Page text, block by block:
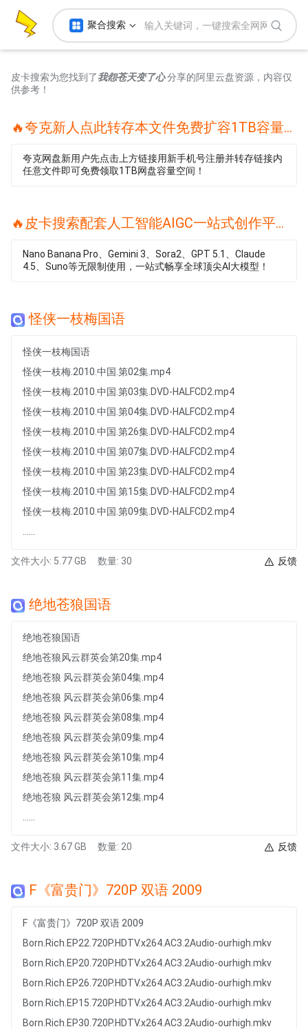
聚合搜索
皮卡搜索为您找到了我怨苍天变了心分享的阿里云盘资源，内容仅
供参考！
🔥夸克新人点此转存本文件免费扩容1TB容量🔥
夸克网盘新用户先点击上方链接用新手机号注册并转存链接内
任意文件即可免费领取1TB网盘容量空间！
🔥皮卡搜索配套人工智能AIGC一站式创作平台🔥
Nano Banana Pro、Gemini 3、Sora2、GPT 5.1、Claude
4.5、Suno等无限制使用，一站式畅享全球顶尖AI大模型！
怪侠一枝梅国语
怪侠一枝梅国语
怪侠一枝梅.2010.中国.第02集.mp4
怪侠一枝梅.2010.中国.第03集.DVD-HALFCD2.mp4
怪侠一枝梅.2010.中国.第04集.DVD-HALFCD2.mp4
怪侠一枝梅.2010.中国.第26集.DVD-HALFCD2.mp4
怪侠一枝梅.2010.中国.第07集.DVD-HALFCD2.mp4
怪侠一枝梅.2010.中国.第23集.DVD-HALFCD2.mp4
怪侠一枝梅.2010.中国.第15集.DVD-HALFCD2.mp4
怪侠一枝梅.2010.中国.第09集.DVD-HALFCD2.mp4
文件大小: 5.77 GB 数量: 30 反馈
绝地苍狼国语
绝地苍狼国语
绝地苍狼风云群英会第20集.mp4
绝地苍狼 风云群英会第04集.mp4
绝地苍狼 风云群英会第06集.mp4
绝地苍狼 风云群英会第08集.mp4
绝地苍狼 风云群英会第09集.mp4
绝地苍狼 风云群英会第10集.mp4
绝地苍狼 风云群英会第11集.mp4
绝地苍狼 风云群英会第12集.mp4
文件大小: 3.67 GB 数量: 20 反馈
F《富贵门》720P 双语 2009
F《富贵门》720P 双语 2009
Born.Rich.EP22.720P.HDTV.x264.AC3.2Audio-ourhigh.mkv
Born.Rich.EP20.720P.HDTV.x264.AC3.2Audio-ourhigh.mkv
Born.Rich.EP26.720P.HDTV.x264.AC3.2Audio-ourhigh.mkv
Born.Rich.EP15.720P.HDTV.x264.AC3.2Audio-ourhigh.mkv
Born.Rich.EP30.720P.HDTV.x264.AC3.2Audio-ourhigh.mkv